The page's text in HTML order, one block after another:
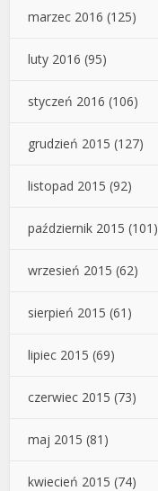
marzec 2016 (125)
luty 2016 (95)
styczeń 2016 (106)
grudzień 2015 (127)
listopad 2015 (92)
październik 2015 (101)
wrzesień 2015 (62)
sierpień 2015 (61)
lipiec 2015 (69)
czerwiec 2015 (73)
maj 2015 (81)
kwiecień 2015 (74)